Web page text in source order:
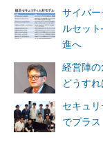
サイバ
ルセッ
進へ
経営陣
どうす
セキュ
でプラス